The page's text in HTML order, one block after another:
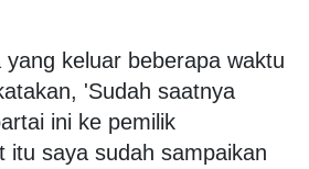
keluar beberapa waktu
'Sudah saatnya
ini ke pemilik
itu saya sudah sampaikan